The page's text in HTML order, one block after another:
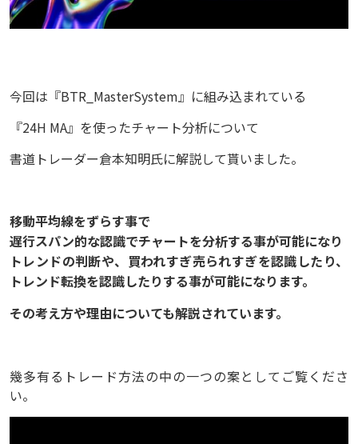
今回は『BTR_MasterSystem』に組み込まれている
『24H MA』を使ったチャート分析について
書道トレーダー倉本知明氏に解説して貰いました。
移動平均線をずらす事で
遅行スパン的な認識でチャートを分析する事が可能になり
トレンドの判断や、買われすぎ売られすぎを認識したり、
トレンド転換を認識したりする事が可能になります。
その考え方や理由についても解説されています。
幾多有るトレード方法の中の一つの案としてご覧くださ
い。